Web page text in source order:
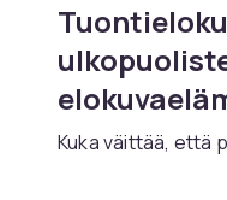
Kuka väittää, että